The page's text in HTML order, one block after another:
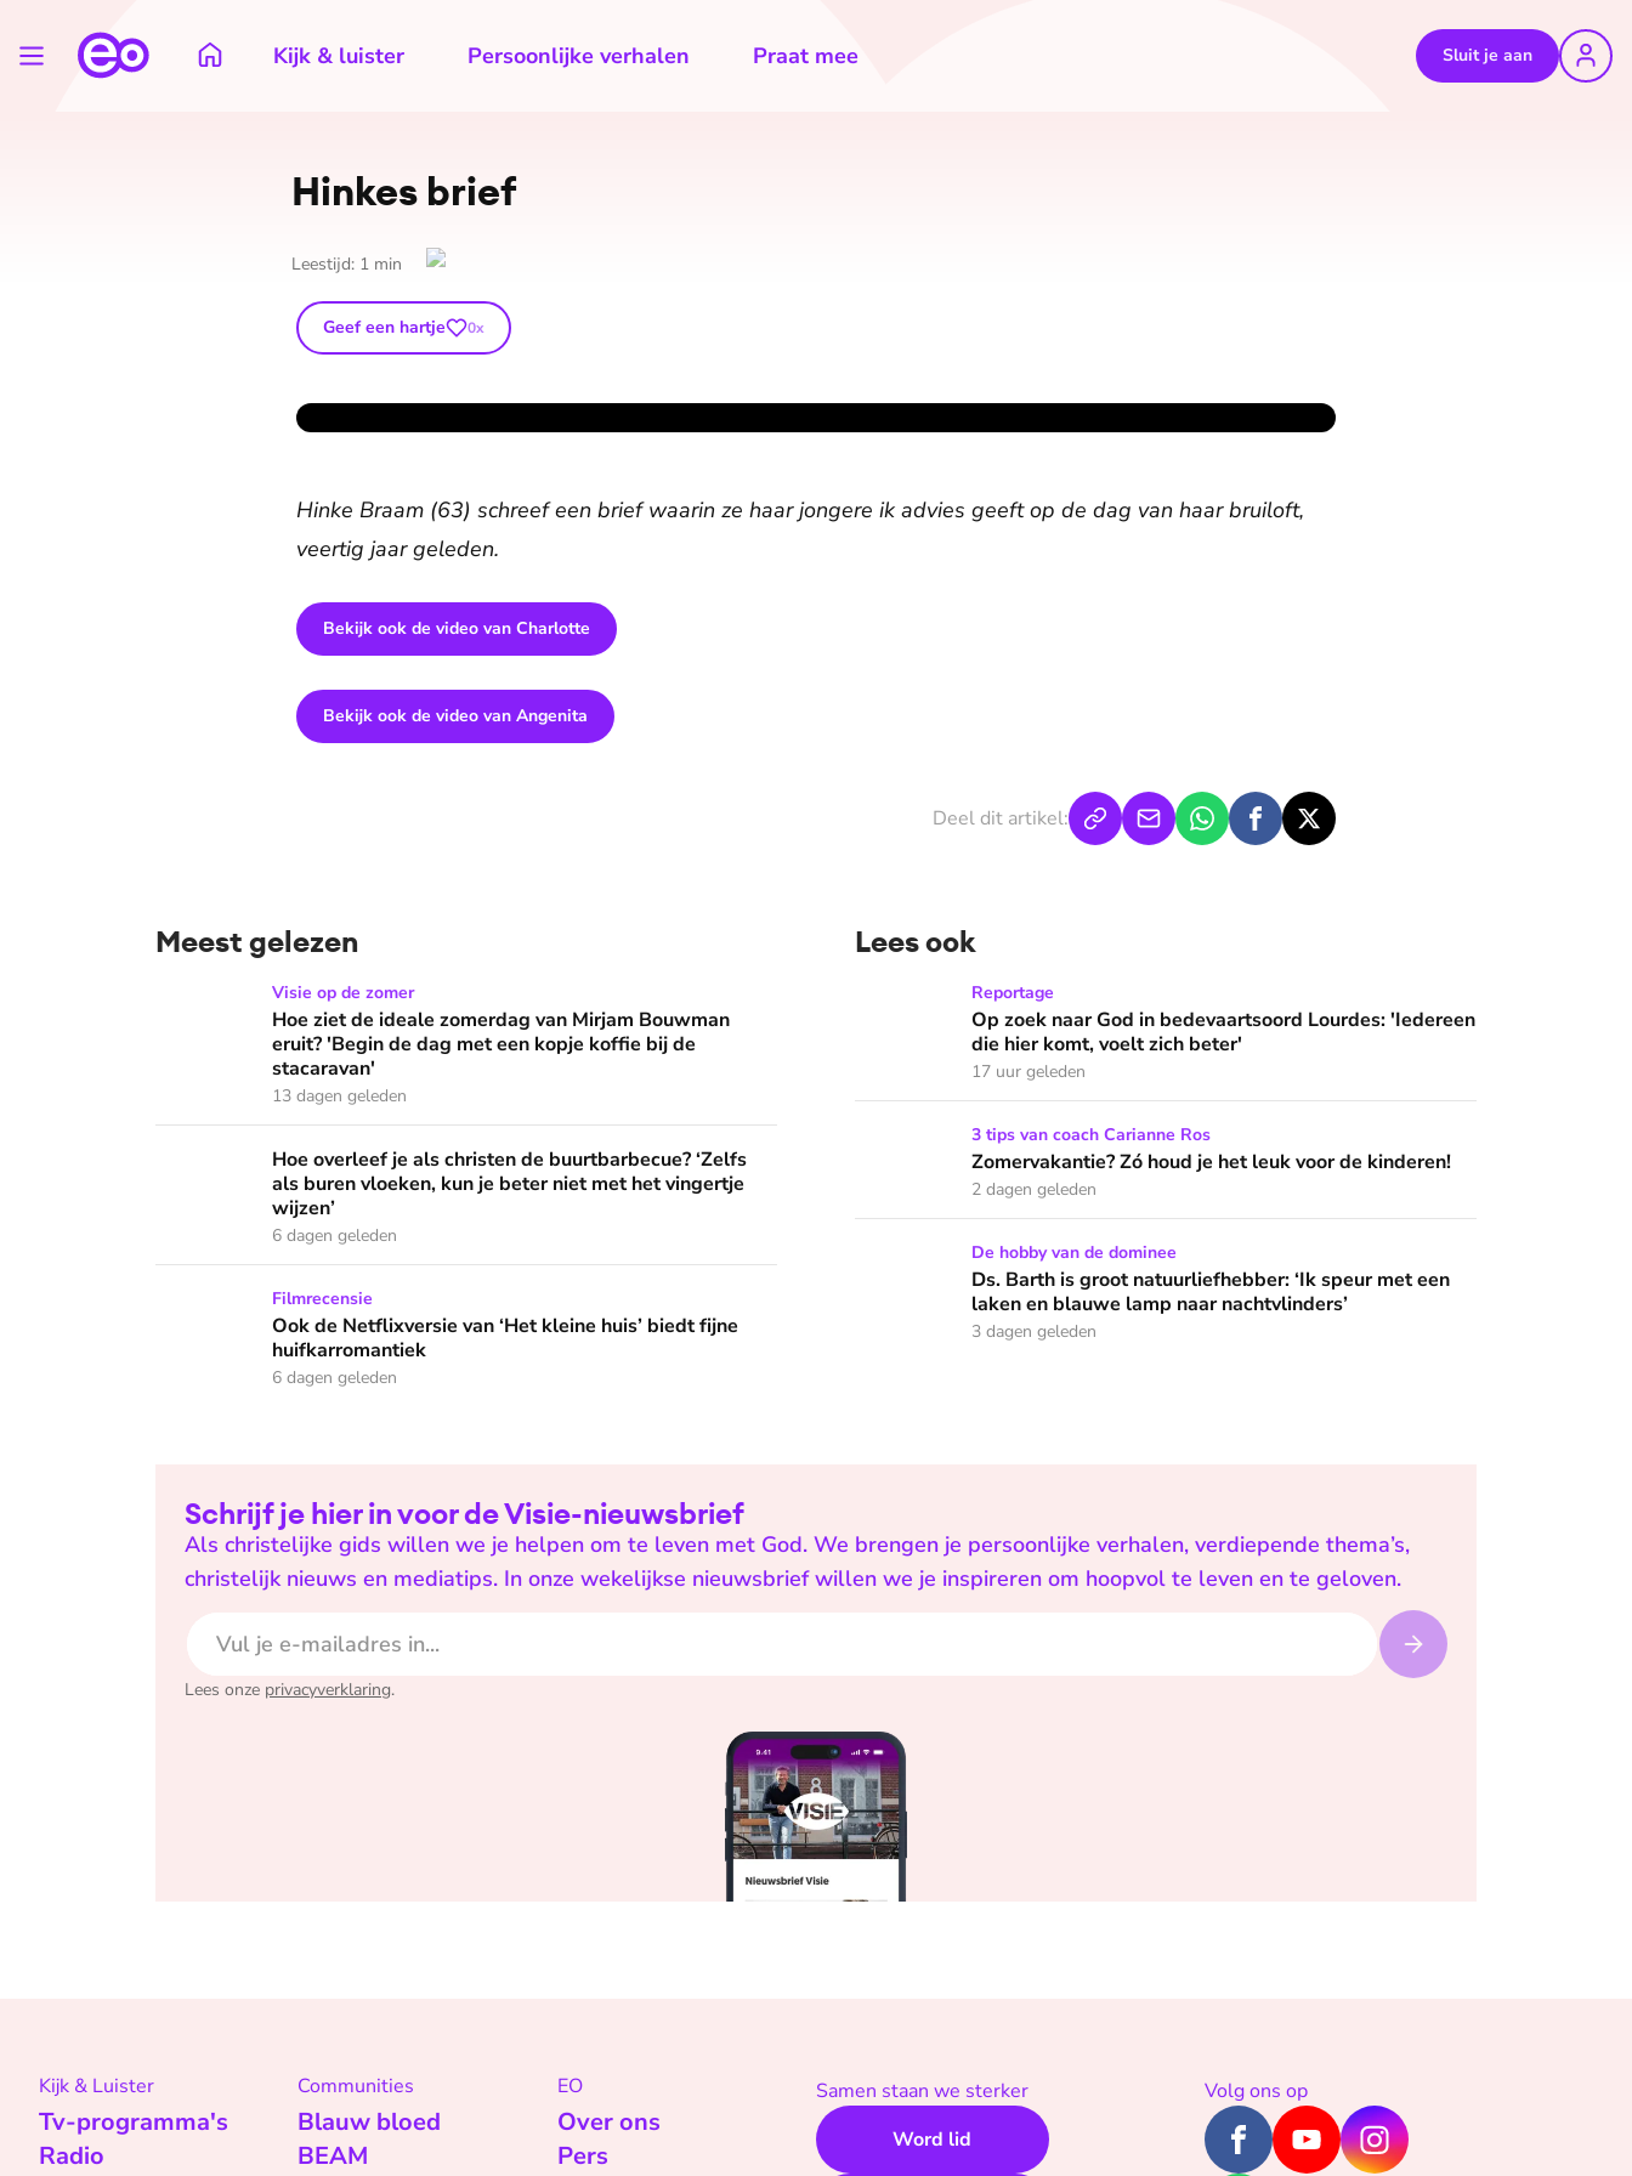
Kijk & luister Persoonlijke verhalen Praat mee Sluit je aan
Hinkes brief
Leestijd: 1 min
Geef een hartje 0x
Hinke Braam (63) schreef een brief waarin ze haar jongere ik advies geeft op de dag van haar bruiloft,
veertig jaar geleden.
Bekijk ook de video van Charlotte
Bekijk ook de video van Angenita
Deel dit artikel:
Meest gelezen
Hoe ziet de ideale zomerdag van Mirjam Bouwman eruit? 'Begin de dag met een kopje koffie bij de stacaravan'
Visie op de zomer
Hoe ziet de ideale zomerdag van Mirjam Bouwman
eruit? 'Begin de dag met een kopje koffie bij de
stacaravan'
13 dagen geleden
Hoe overleef je als christen de buurtbarbecue? ‘Zelfs als buren vloeken, kun je beter niet met het vingertje wijzen’
Hoe overleef je als christen de buurtbarbecue? ‘Zelfs
als buren vloeken, kun je beter niet met het vingertje
wijzen’
6 dagen geleden
Ook de Netflixversie van ‘Het kleine huis’ biedt fijne huifkarromantiek
Filmrecensie
Ook de Netflixversie van ‘Het kleine huis’ biedt fijne
huifkarromantiek
6 dagen geleden
Lees ook
Op zoek naar God in bedevaartsoord Lourdes: 'Iedereen die hier komt, voelt zich beter'
Reportage
Op zoek naar God in bedevaartsoord Lourdes: 'Iedereen
die hier komt, voelt zich beter'
17 uur geleden
Zomervakantie? Zó houd je het leuk voor de kinderen!
3 tips van coach Carianne Ros
Zomervakantie? Zó houd je het leuk voor de kinderen!
2 dagen geleden
Ds. Barth is groot natuurliefhebber: ‘Ik speur met een laken en blauwe lamp naar
De hobby van de dominee
Ds. Barth is groot natuurliefhebber: ‘Ik speur met een
laken en blauwe lamp naar nachtvlinders’
3 dagen geleden
Schrijf je hier in voor de Visie-nieuwsbrief
Als christelijke gids willen we je helpen om te leven met God. We brengen je persoonlijke verhalen, verdiepende thema’s,
christelijk nieuws en mediatips. In onze wekelijkse nieuwsbrief willen we je inspireren om hoopvol te leven en te geloven.
Lees onze privacyverklaring.
Kijk & Luister
Tv-programma's
Radio
Communities
Blauw bloed
BEAM
EO
Over ons
Pers
Samen staan we sterker
Word lid
Volg ons op